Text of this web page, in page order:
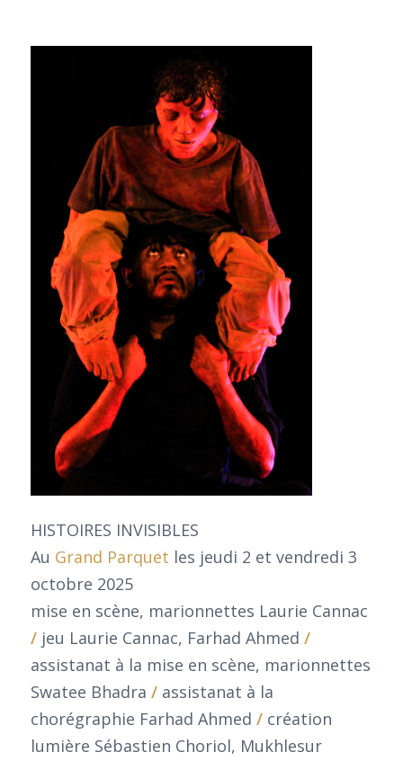
HISTOIRES INVISIBLES
Au Grand Parquet les jeudi 2 et vendredi 3
octobre 2025
mise en scène, marionnettes Laurie Cannac
/jeu Laurie Cannac, Farhad Ahmed /
assistanat à la mise en scène, marionnettes
Swatee Bhadra /assistanat à la
chorégraphie Farhad Ahmed /création
lumière Sébastien Choriol, Mukhlesur